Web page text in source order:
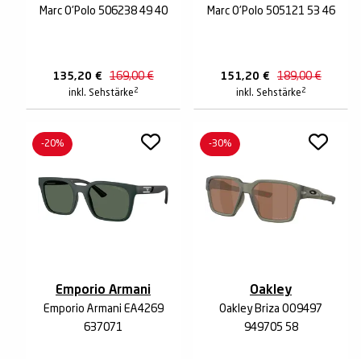
Marc O'Polo 506238 49 40
135,20€ 169,00€
inkl. Sehstärke 2
Marc O'Polo 505121 53 46
151,20€ 189,00€
inkl. Sehstärke 2
Emporio Armani
Emporio Armani EA4269
637071
-20%
Oakley
Oakley Briza OO9497
949705 58
-30%